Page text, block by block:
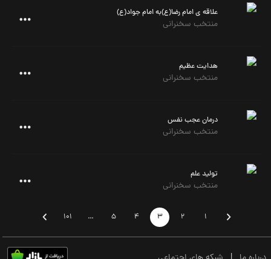
علاقه ی امام رضا(ع)به امام جواد(ع)
منتخب سخنرانی
هدایت عظیم
منتخب سخنرانی
درمان عجب نفس
منتخب سخنرانی
تولید علم
منتخب سخنرانی
1
2
3
4
5
…
101